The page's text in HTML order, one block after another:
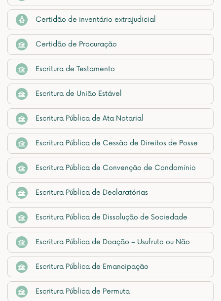
Certidão de inventário extrajudicial
Certidão de Procuração
Escritura de Testamento
Escritura de União Estável
Escritura Pública de Ata Notarial
Escritura Pública de Cessão de Direitos de Posse
Escritura Pública de Convenção de Condomínio
Escritura Pública de Declaratórias
Escritura Pública de Dissolução de Sociedade
Escritura Pública de Doação – Usufruto ou Não
Escritura Pública de Emancipação
Escritura Pública de Permuta